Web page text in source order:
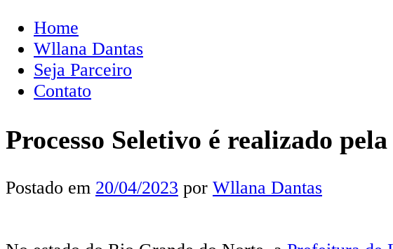
Home
Wllana Dantas
Seja Parceiro
Contato
Processo Seletivo é realizado
Postado em 20/04/2023 por Wllana Dantas